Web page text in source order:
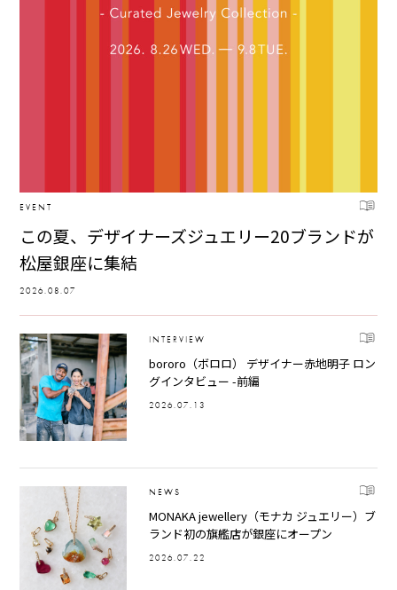
EVENT
この夏、デザイナーズジュエリー20ブランドが
松屋銀座に集結
2026.08.07
INTERVIEW
bororo（ボロロ） デザイナー赤地明子 ロン
グインタビュー -前編
2026.07.13
NEWS
MONAKA jewellery（モナカ ジュエリー）ブ
ランド初の旗艦店が銀座にオープン
2026.07.22